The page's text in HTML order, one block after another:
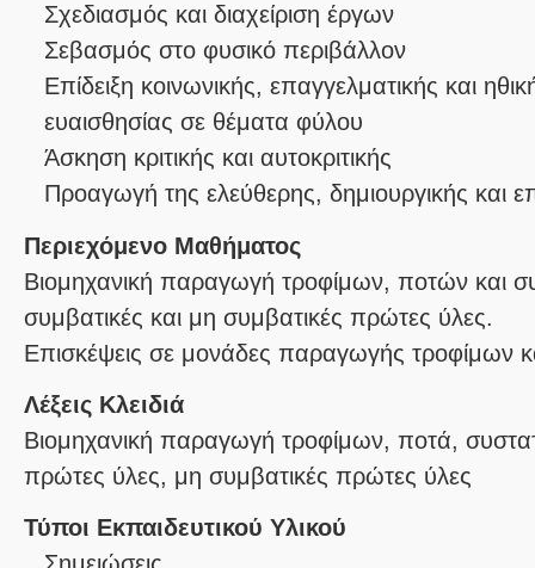
Σχεδιασμός και διαχείριση έργων
Σεβασμός στο φυσικό περιβάλλον
Επίδειξη κοινωνικής, επαγγελματικής και
ευαισθησίας σε θέματα φύλου
Άσκηση κριτικής και αυτοκριτικής
Προαγωγή της ελεύθερης, δημιουργικής και
Περιεχόμενο Μαθήματος
Βιομηχανική παραγωγή τροφίμων, ποτών και
συμβατικές και μη συμβατικές πρώτες ύλες.
Λέξεις Κλειδιά
Βιομηχανική παραγωγή τροφίμων, ποτά,
πρώτες ύλες, μη συμβατικές πρώτες ύλες
Τύποι Εκπαιδευτικού Υλικού